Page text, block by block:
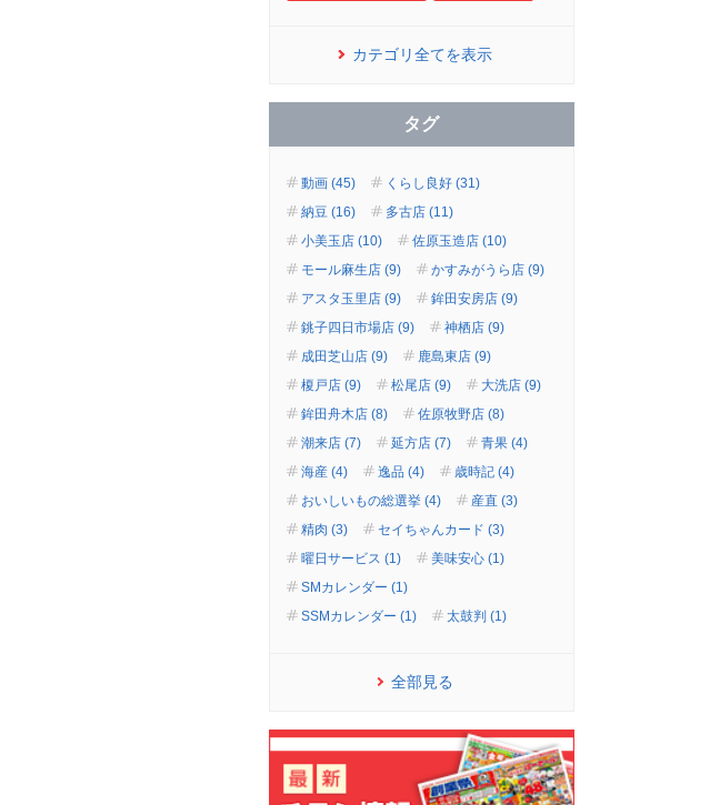
カテゴリ全てを表示
タグ
動画 (45)
くらし良好 (31)
納豆 (16)
多古店 (11)
小美玉店 (10)
佐原玉造店 (10)
モール麻生店 (9)
かすみがうら店 (9)
アスタ玉里店 (9)
鉾田安房店 (9)
銚子四日市場店 (9)
神栖店 (9)
成田芝山店 (9)
鹿島東店 (9)
榎戸店 (9)
松尾店 (9)
大洗店 (9)
鉾田舟木店 (8)
佐原牧野店 (8)
潮来店 (7)
延方店 (7)
青果 (4)
海産 (4)
逸品 (4)
歳時記 (4)
おいしいもの総選挙 (4)
産直 (3)
精肉 (3)
セイちゃんカード (3)
曜日サービス (1)
美味安心 (1)
SMカレンダー (1)
SSMカレンダー (1)
太鼓判 (1)
全部見る